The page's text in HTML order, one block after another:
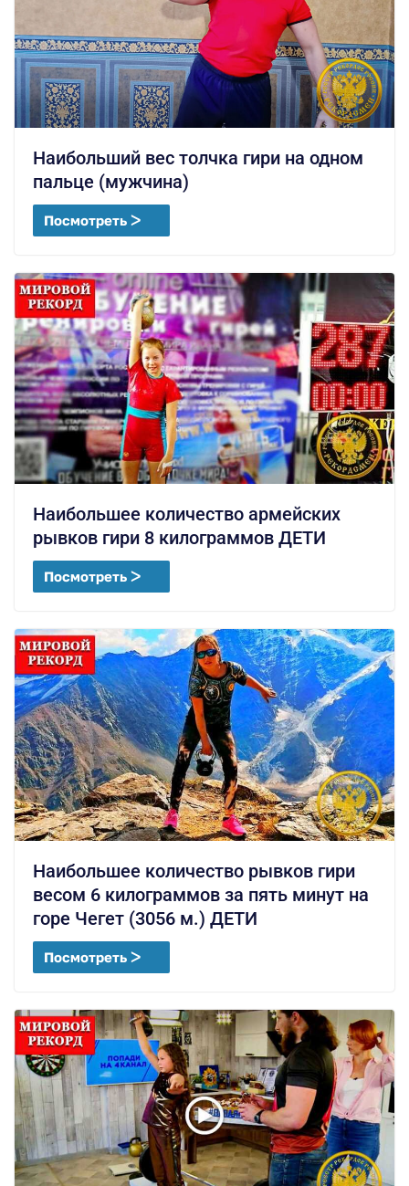
Наибольший вес толчка гири на одном
пальце (мужчина)
Посмотреть ᐳ
Наибольшее количество армейских
рывков гири 8 килограммов ДЕТИ
Посмотреть ᐳ
Наибольшее количество рывков гири
весом 6 килограммов за пять минут на
горе Чегет (3056 м.) ДЕТИ
Посмотреть ᐳ